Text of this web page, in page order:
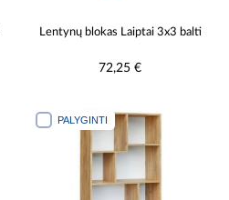
Lentynų blokas Laiptai 3x3 balti
72,25 €
PALYGINTI